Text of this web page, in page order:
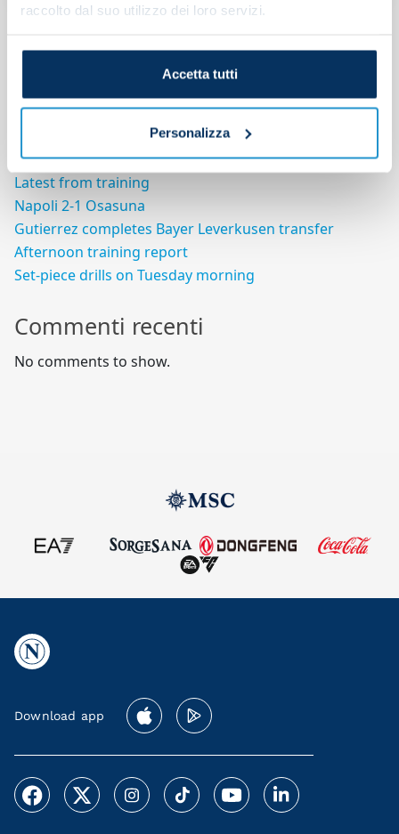
raccolto dal suo utilizzo dei loro servizi.
Accetta tutti
Personalizza
Articoli recenti
Latest from training
Napoli 2-1 Osasuna
Gutierrez completes Bayer Leverkusen transfer
Afternoon training report
Set-piece drills on Tuesday morning
Commenti recenti
No comments to show.
Download app